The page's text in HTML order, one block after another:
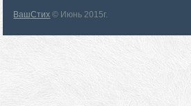
ВашСтих © Июнь 2015г.